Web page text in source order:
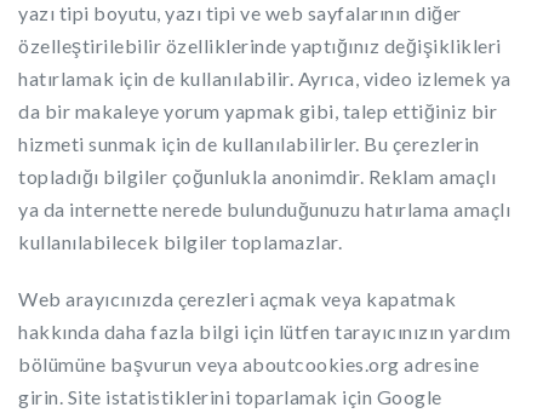
yazı tipi boyutu, yazı tipi ve web sayfalarının diğer
özelleştirilebilir özelliklerinde yaptığınız değişiklikleri
hatırlamak için de kullanılabilir. Ayrıca, video izlemek ya
da bir makaleye yorum yapmak gibi, talep ettiğiniz bir
hizmeti sunmak için de kullanılabilirler. Bu çerezlerin
topladığı bilgiler çoğunlukla anonimdir. Reklam amaçlı
ya da internette nerede bulunduğunuzu hatırlama amaçlı
kullanılabilecek bilgiler toplamazlar.
Web arayıcınızda çerezleri açmak veya kapatmak
hakkında daha fazla bilgi için lütfen tarayıcınızın yardım
bölümüne başvurun veya aboutcookies.org adresine
girin. Site istatistiklerini toparlamak için Google